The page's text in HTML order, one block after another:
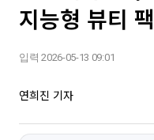
지능형 뷰티
입력 2026-05-13 09:01
연희진 기자